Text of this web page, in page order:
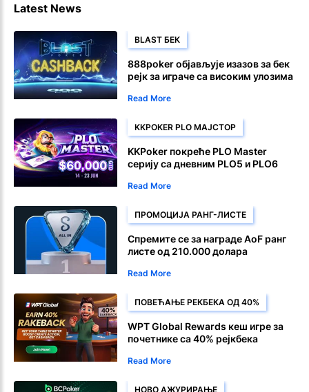
Latest News
BLAST БЕК
888poker објављује изазов за бек
рејк за играче са високим улозима
Read More
KKPOKER PLO МАЈСТОР
KKPoker покреће PLO Master
серију са дневним PLO5 и PLO6
Read More
ПРОМОЦИЈА РАНГ-ЛИСТЕ
Спремите се за награде AoF ранг
листе од 210.000 долара
Read More
ПОВЕЋАЊЕ РЕКБЕКА ОД 40%
WPT Global Rewards кеш игре за
почетнике са 40% рејкбека
Read More
НОВО АЖУРИРАЊЕ